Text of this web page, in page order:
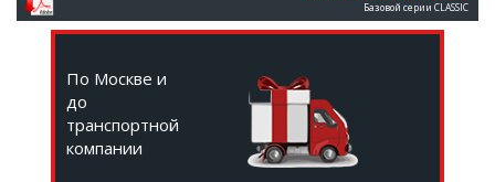
Базовой серии CLASSIC
По Москве и
до
транспортной
компании